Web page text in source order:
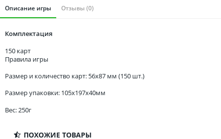
Описание игры Отзывы (0)
Комплектация
150 карт
Правила игры
Размер и количество карт: 56х87 мм (150 шт.)
Размер упаковки: 105x197x40мм
Вес: 250г
ПОХОЖИЕ ТОВАРЫ